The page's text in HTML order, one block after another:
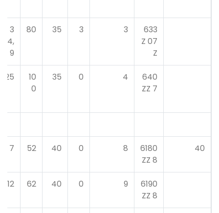
633
07 Z
Z
3
3
35
80
3
4,
9
640
7 ZZ
4
0
35
10
0
25
40
6180
8 ZZ
8
0
40
52
7
6190
8 ZZ
9
0
40
62
12